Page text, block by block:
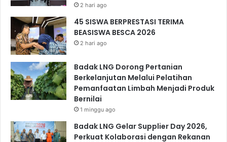
2 hari ago
45 SISWA BERPRESTASI TERIMA
BEASISWA BESCA 2026
2 hari ago
Badak LNG Dorong Pertanian
Berkelanjutan Melalui Pelatihan
Pemanfaatan Limbah Menjadi Produk
Bernilai
1 minggu ago
Badak LNG Gelar Supplier Day 2026,
Perkuat Kolaborasi dengan Rekanan